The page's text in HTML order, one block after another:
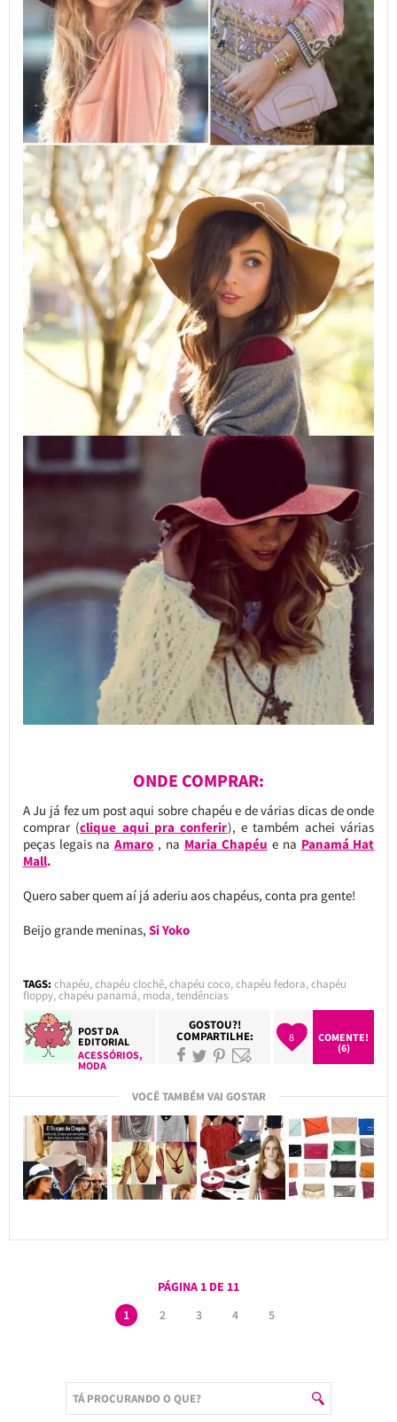
ONDE COMPRAR:
A Ju já fez um post aqui sobre chapéu e de várias dicas de onde
comprar (clique aqui pra conferir), e também achei várias
peças legais naAmaro , na Maria Chapéu e na Panamá Hat
Mall.
Quero saber quem aí já aderiu aos chapéus, conta pra gente!
Beijo grande meninas, Si Yoko
TAGS: chapéu,chapéu clochê,chapéu coco,chapéu fedora,chapéu
floppy,chapéu panamá, moda,tendências
POST DA
EDITORIAL
ACESSÓRIOS,
MODA
GOSTOU?!
COMPARTILHE: 8
COMENTE!
(6)
VOCÊ TAMBÉM VAI GOSTAR
PÁGINA 1 DE 11
1
2 3 4 5